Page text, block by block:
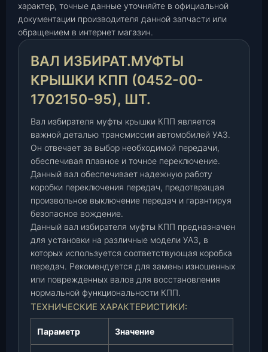
р
а
т
м
у
ы
к
р
ы
ш
к
и
К
П
П
(
0
4
5
2
характер, точные данные уточняйте в официальной
документации производителя данной запчасти или
обращением в интернет магазин.
ВАЛ ИЗБИРАТ.МУФТЫ
КРЫШКИ КПП (0452-00-
1702150-95), ШТ.
Вал избирателя муфты крышки КПП является
важной деталью трансмиссии автомобилей УАЗ.
Он отвечает за выбор необходимой передачи,
обеспечивая плавное и точное переключение.
Данный вал обеспечивает надежную работу
коробки переключения передач, предотвращая
произвольное выключение передач и гарантируя
безопасное вождение.
Данный вал избирателя муфты КПП предназначен
для установки на различные модели УАЗ, в
которых используется соответствующая коробка
передач. Рекомендуется для замены изношенных
или поврежденных валов для восстановления
нормальной функциональности КПП.
ТЕХНИЧЕСКИЕ ХАРАКТЕРИСТИКИ:
Параметр Значение